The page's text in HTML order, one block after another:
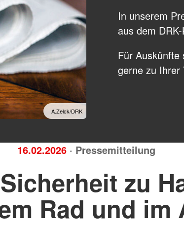
Das Internationale Fest
Migrationsberatung Apps
AGB
A.Zelck/DRK
In unserem
aus dem
Für Auskünfte
gerne zu Ihrer
16.02.2026 · Pressemitteilung
zu
Rad und im